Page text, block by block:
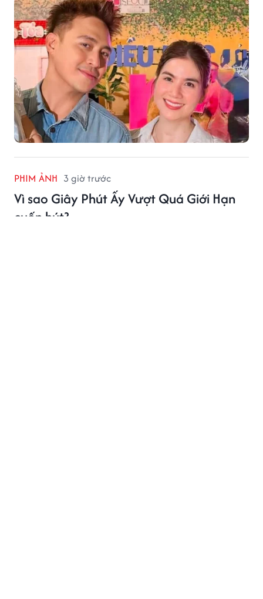
PHIM ẢNH 3 giờ trước
Vì sao Giây Phút Ấy Vượt Quá Giới Hạn
cuốn hút?